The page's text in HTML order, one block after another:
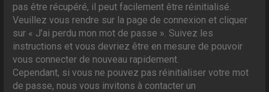
pas être récupéré, il peut facilement être réinitialisé.
Veuillez vous rendre sur la page de connexion et cliquer
sur « J’ai perdu mon mot de passe ». Suivez les
instructions et vous devriez être en mesure de pouvoir
vous connecter de nouveau rapidement.
Cependant, si vous ne pouvez pas réinitialiser votre mot
de passe, nous vous invitons à contacter un